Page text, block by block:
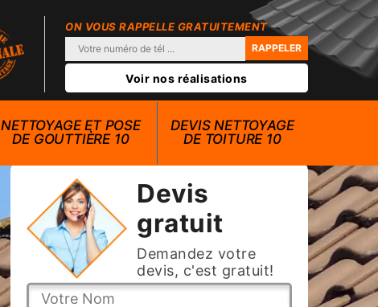
ON VOUS RAPPELLE GRATUITEMENT
Voir nos réalisations
NETTOYAGE ET POSE
DE GOUTTIÈRE 10
DEVIS NETTOYAGE
DE TOITURE 10
Devis
gratuit
Demandez votre
devis, c'est gratuit!